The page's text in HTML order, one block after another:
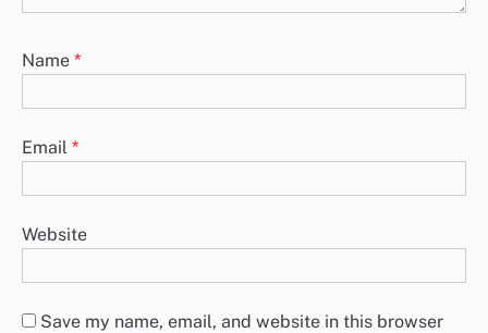
Name *
Email *
Website
Save my name, email, and website in this browser